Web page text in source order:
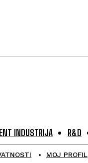
INDUSTRIJA R&D
MOJ PROFIL